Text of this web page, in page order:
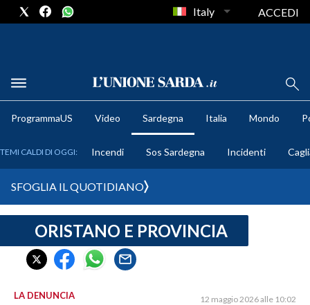
METEO
CRONACA SARDEGNA
CAGLIARI
SULCIS IGLESIENTE
Italy ACCEDI
ProgrammaUS Video Sardegna Italia Mondo
TEMI CALDI DI OGGI: Incendi Sos Sardegna Incidenti
SFOGLIA IL QUOTIDIANO
ORISTANO E PROVINCIA
LA DENUNCIA 12 maggio 2026 alle 10:02